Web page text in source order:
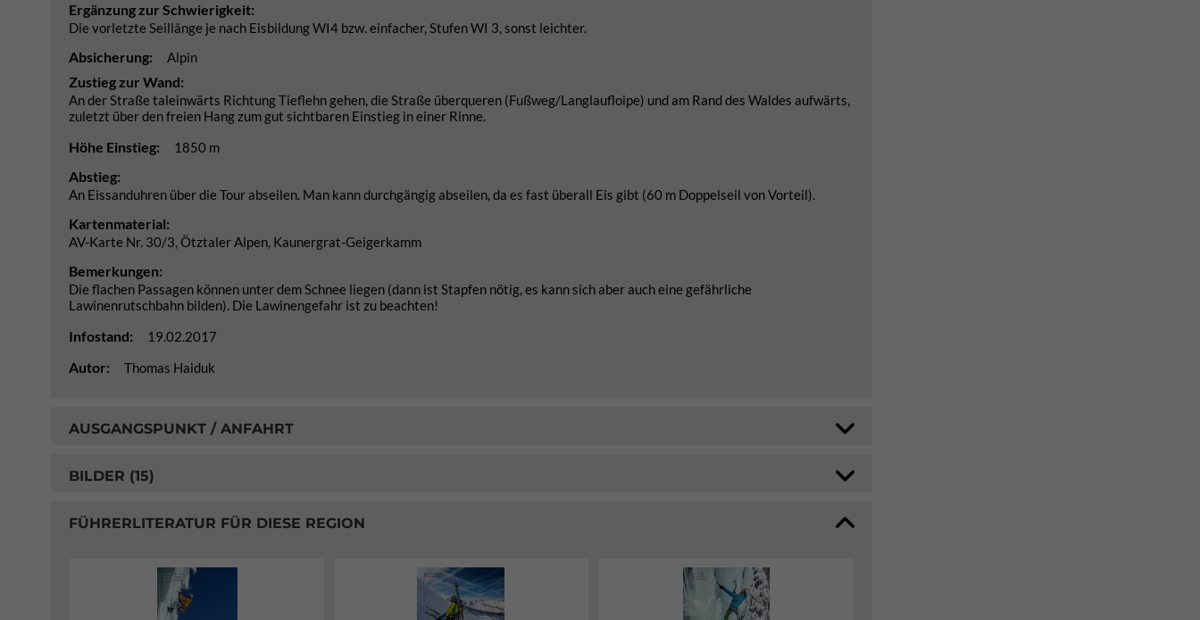
Ergänzung zur Schwierigkeit:
Die vorletzte Seillänge je nach Eisbildung WI4 bzw. einfacher, Stufen WI 3, sonst leichter.
Absicherung: Alpin
Zustieg zur Wand:
An der Straße taleinwärts Richtung Tieflehn gehen, die Straße überqueren (Fußweg/Langlaufloipe) und am Rand des Waldes aufwärts,
zuletzt über den freien Hang zum gut sichtbaren Einstieg in einer Rinne.
Höhe Einstieg: 1850 m
Abstieg:
An Eissanduhren über die Tour abseilen. Man kann durchgängig abseilen, da es fast überall Eis gibt (60 m Doppelseil von Vorteil).
Kartenmaterial:
AV-Karte Nr. 30/3, Ötztaler Alpen, Kaunergrat-Geigerkamm
Bemerkungen:
Die flachen Passagen können unter dem Schnee liegen (dann ist Stapfen nötig, es kann sich aber auch eine gefährliche
Lawinenrutschbahn bilden). Die Lawinengefahr ist zu beachten!
Infostand: 19.02.2017
Autor: Thomas Haiduk
AUSGANGSPUNKT / ANFAHRT
BILDER (15)
FÜHRERLITERATUR FÜR DIESE REGION